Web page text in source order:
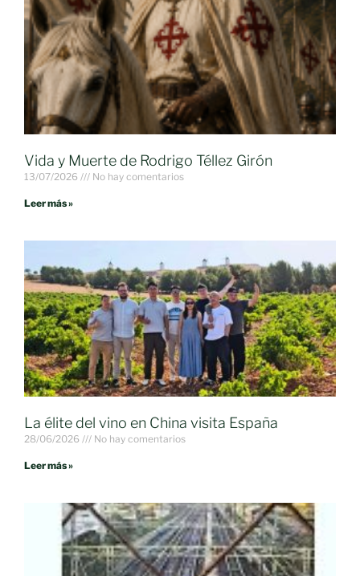
Vida y Muerte de Rodrigo Téllez Girón
13/07/2026 No hay comentarios
Leer más »
La élite del vino en China visita España
28/06/2026 No hay comentarios
Leer más »